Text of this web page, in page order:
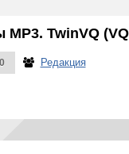
MP3. TwinVQ
Редакция